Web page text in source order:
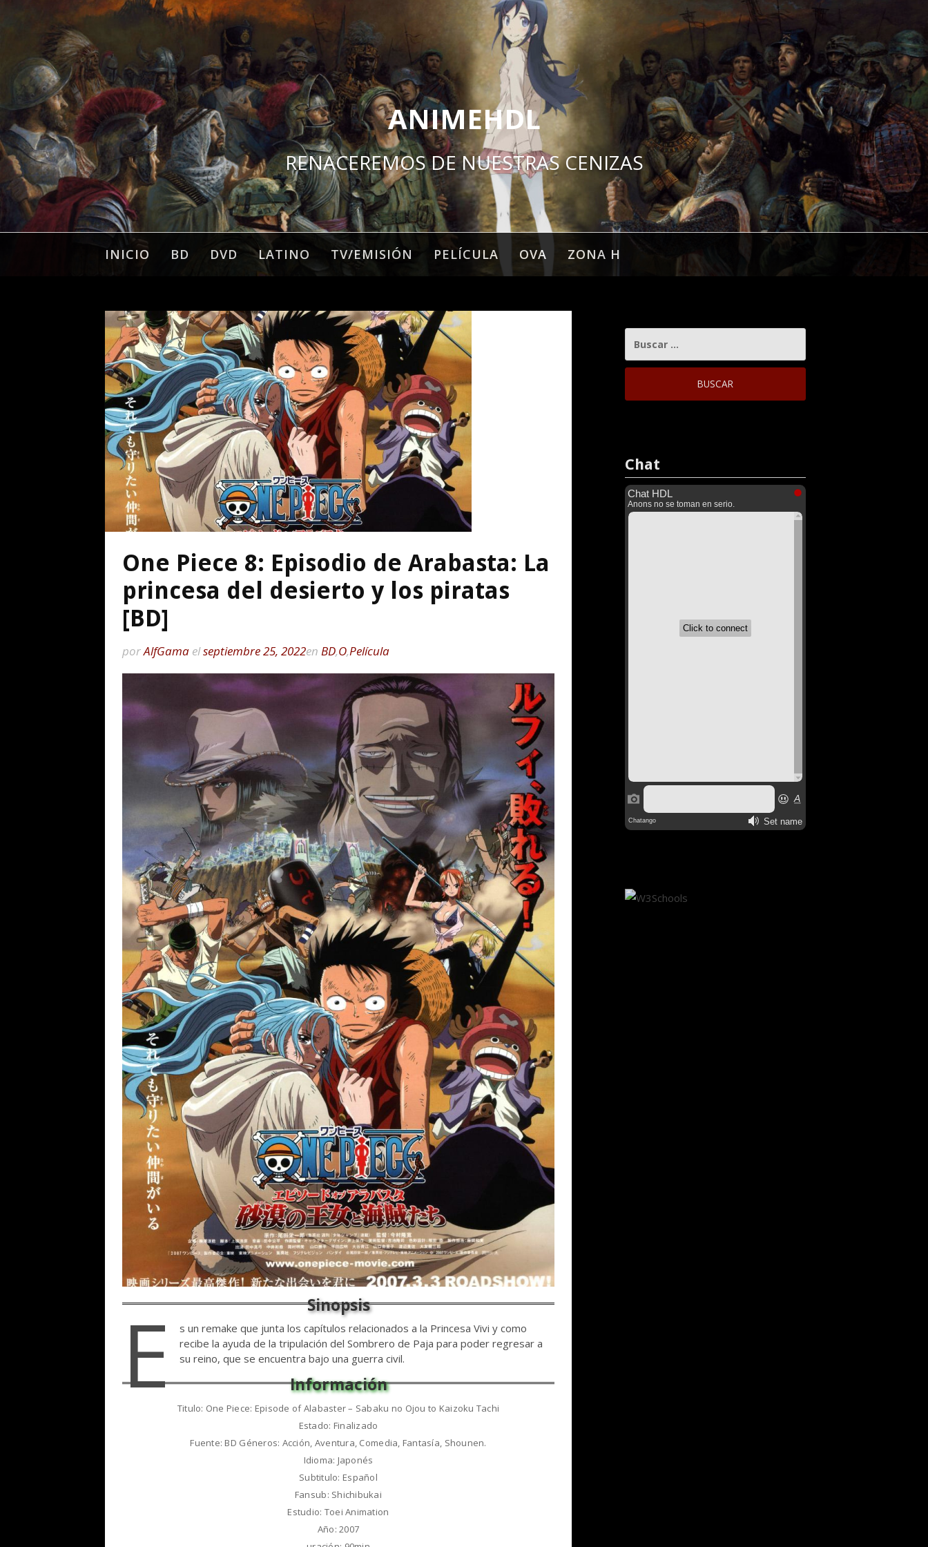
ANIMEHDL
RENACEREMOS DE NUESTRAS CENIZAS
INICIO BD DVD LATINO TV/EMISIÓN PELÍCULA OVA ZONA H
One Piece 8: Episodio de Arabasta: La
princesa del desierto y los piratas
[BD]
porAlfGama elseptiembre 25, 2022en BD,O,Película
E
s un remake que junta los capítulos relacionados a la Princesa Vivi y como
recibe la ayuda de la tripulación del Sombrero de Paja para poder regresar a
su reino, que se encuentra bajo una guerra civil.
Titulo: One Piece: Episode of Alabaster – Sabaku no Ojou to Kaizoku Tachi
Estado: Finalizado
Fuente: BD Géneros: Acción, Aventura, Comedia, Fantasía, Shounen.
Idioma: Japonés
Subtitulo: Español
Fansub: Shichibukai
Estudio: Toei Animation
Año: 2007
Chat